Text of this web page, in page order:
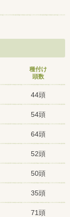
種付け
頭数
44頭
54頭
64頭
52頭
50頭
35頭
71頭